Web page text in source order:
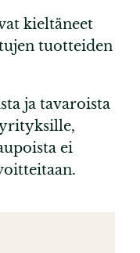
kieltäneet
tuotteiden
ja tavaroista
ei